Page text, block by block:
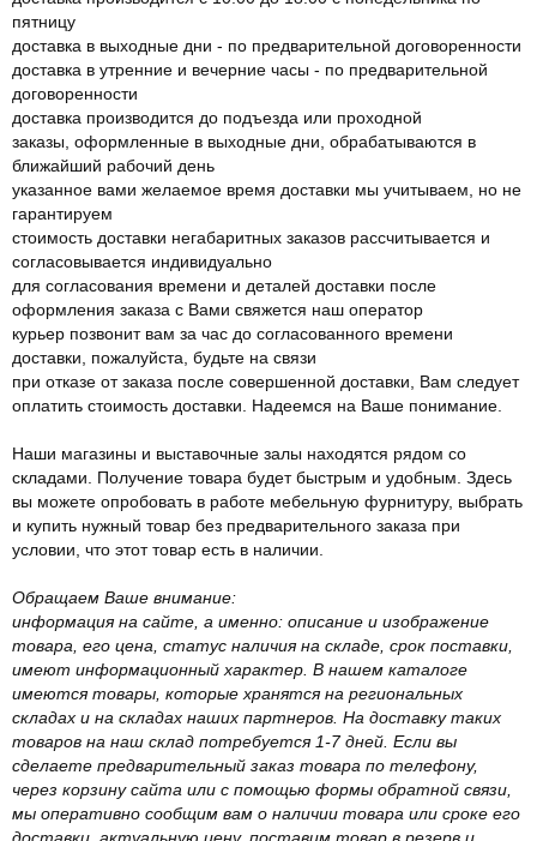
пятницу
доставка в выходные дни - по предварительной договоренности
доставка в утренние и вечерние часы - по предварительной
договоренности
доставка производится до подъезда или проходной
заказы, оформленные в выходные дни, обрабатываются в
ближайший рабочий день
указанное вами желаемое время доставки мы учитываем, но не
гарантируем
стоимость доставки негабаритных заказов рассчитывается и
согласовывается индивидуально
для согласования времени и деталей доставки после
оформления заказа с Вами свяжется наш оператор
курьер позвонит вам за час до согласованного времени
доставки, пожалуйста, будьте на связи
при отказе от заказа после совершенной доставки, Вам следует
оплатить стоимость доставки. Надеемся на Ваше понимание.
Наши магазины и выставочные залы находятся рядом со
складами. Получение товара будет быстрым и удобным. Здесь
вы можете опробовать в работе мебельную фурнитуру, выбрать
и купить нужный товар без предварительного заказа при
условии, что этот товар есть в наличии.
Обращаем Ваше внимание:
информация на сайте, а именно: описание и изображение
товара, его цена, статус наличия на складе, срок поставки,
имеют информационный характер. В нашем каталоге
имеются товары, которые хранятся на региональных
складах и на складах наших партнеров. На доставку таких
товаров на наш склад потребуется 1-7 дней. Если вы
сделаете предварительный заказ товара по телефону,
через корзину сайта или с помощью формы обратной связи,
мы оперативно сообщим вам о наличии товара или сроке его
доставки, актуальную цену, поставим товар в резерв и